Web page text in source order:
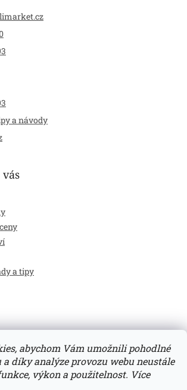
abychom Vám umožnili pohodlné
díky analýze provozu webu neustále
výkon a použitelnost. Více
a návody
a tipy
Vytvořil Shoptet